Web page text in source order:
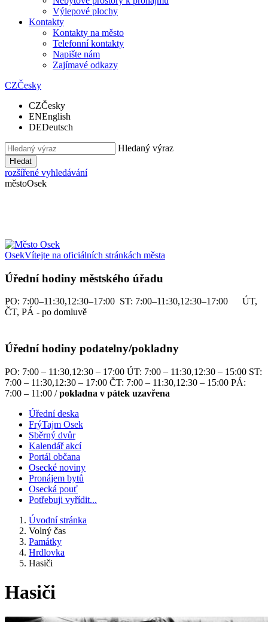
Výlepové plochy
Kontakty
Kontakty na město
Telefonní kontakty
Napište nám
Zajímavé odkazy
CZČesky
CZČesky
ENEnglish
DEDeutsch
Hledaný výraz
Hledat
rozšířené vyhledávání
městoOsek
OsekVítejte na oficiálních stránkách města
Úřední hodiny městského úřadu
PO: 7:00–11:30,12:30–17:00 ST: 7:00–11:30,12:30–17:00 ÚT,
ČT, PÁ - po domluvě
Úřední hodiny podatelny/pokladny
PO: 7:00 – 11:30,12:30 – 17:00 ÚT: 7:00 – 11:30,12:30 – 15:00 ST:
7:00 – 11:30,12:30 – 17:00 ČT: 7:00 – 11:30,12:30 – 15:00 PÁ:
7:00 – 11:00 /pokladna v pátek uzavřena
Úřední deska
FrýTajm Osek
Sběrný dvůr
Kalendář akcí
Portál občana
Osecké noviny
Pronájem bytů
Osecká pouť
Potřebuji vyřídit...
Úvodní stránka
Volný čas
Památky
Hrdlovka
Hasiči
Hasiči